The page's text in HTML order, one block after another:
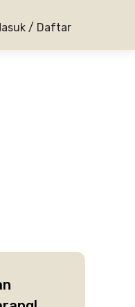
/ Daftar